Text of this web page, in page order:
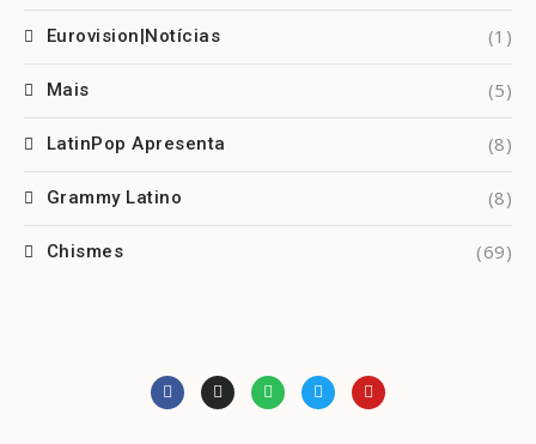
Eurovision|Notícias (1)
Mais (5)
LatinPop Apresenta (8)
Grammy Latino (8)
Chismes (69)